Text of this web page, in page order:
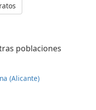
poblaciones
(Alicante)